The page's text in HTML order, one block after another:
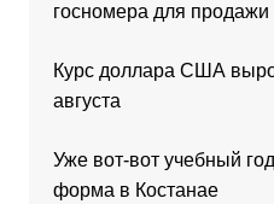
госномера для продажи
Курс доллара США
августа
Уже вот-вот учебный
форма в Костанае